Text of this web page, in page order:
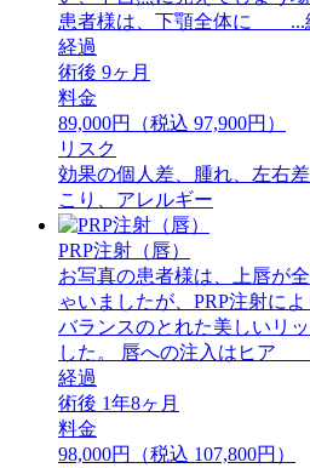
患者様は、下顎全体に ...
経過
術後 9ヶ月
料金
89,000円（税込 97,900円）
リスク
効果の個人差、腫れ、左右
こり、アレルギー
PRP注射（唇）
お写真の患者様は、上唇が
ゃいましたが、PRP注射に
バランスのとれた美しいリ
した。 ⁡唇への注入はヒア
経過
術後 1年8ヶ月
料金
98,000円（税込 107,800円）